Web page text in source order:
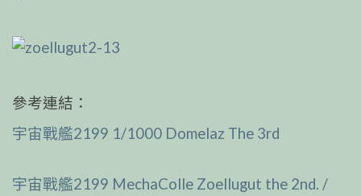
參考連結：
宇宙戰艦2199 1/1000 Domelaz The 3rd
宇宙戰艦2199 MechaColle Zoellugut the 2nd. /